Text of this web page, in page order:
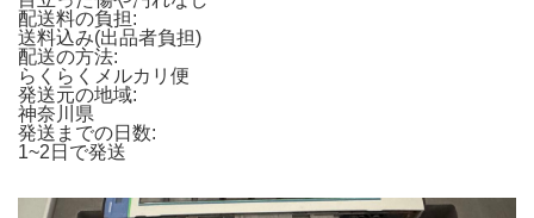
配送料の負担:
送料込み(出品者負担)
配送の方法:
らくらくメルカリ便
発送元の地域:
神奈川県
発送までの日数:
1~2日で発送